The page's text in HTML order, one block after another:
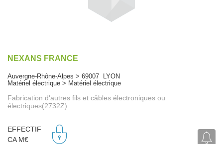
NEXANS FRANCE
Auvergne-Rhône-Alpes > 69007 LYON
Matériel électrique > Matériel électrique
Fabrication d'autres fils et câbles électroniques ou
électriques(2732Z)
EFFECTIF
CA M€